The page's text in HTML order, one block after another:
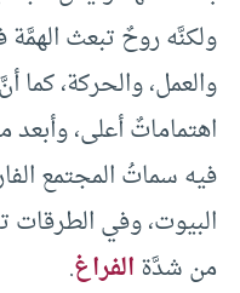
ولكنَّه روحٌ تبعث
والعمل، والحركة،
اهتماماتٌ أعلى،
فيه سماتُ المجتمع
البيوت، وفي
من شدَّةالفراغ.